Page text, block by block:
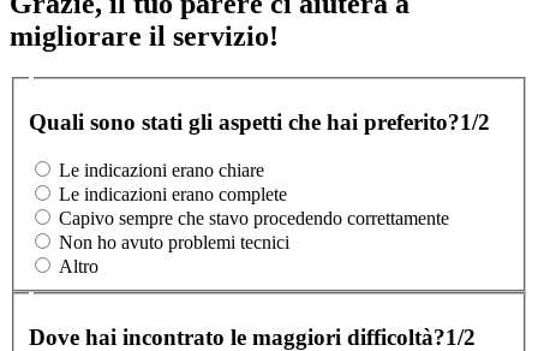
migliorare il servizio!
Quali sono stati gli aspetti che hai preferito?1/2
Le indicazioni erano chiare
Le indicazioni erano complete
Capivo sempre che stavo procedendo correttamente
Non ho avuto problemi tecnici
Altro
Dove hai incontrato le maggiori difficoltà?1/2